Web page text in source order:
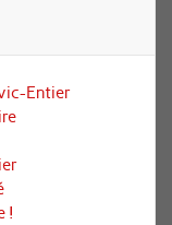
Entier
!